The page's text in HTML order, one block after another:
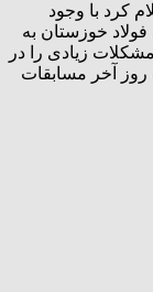
کرد با وجود
فولاد خوزستان به
زیادی را در
آخر مسابقات